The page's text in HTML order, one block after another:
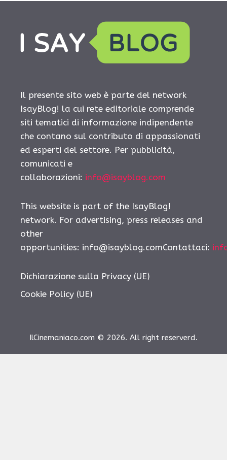
Il presente sito web è parte del network
IsayBlog! la cui rete editoriale comprende
siti tematici di informazione indipendente
che contano sul contributo di appassionati
ed esperti del settore. Per pubblicità,
comunicati e
collaborazioni: info@isayblog.com
This website is part of the IsayBlog!
network. For advertising, press releases and
other
opportunities: info@isayblog.comContattaci:
Dichiarazione sulla Privacy (UE)
Cookie Policy (UE)
IlCinemaniaco.com © 2026. All right reserverd.